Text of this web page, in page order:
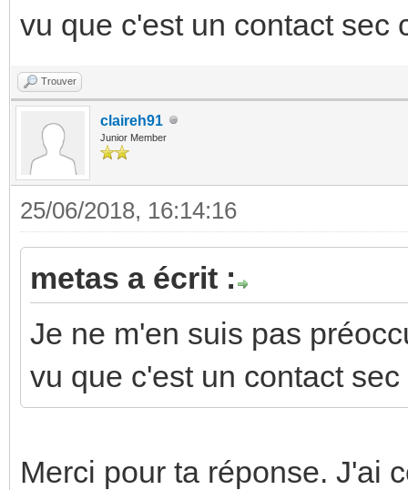
vu que c'est un contact sec
Trouver
claireh91
Junior Member
25/06/2018, 16:14:16
metas a écrit :
Je ne m'en suis pas
vu que c'est un contact
Merci pour ta réponse. J'ai